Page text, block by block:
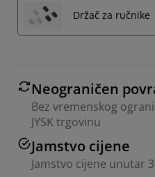
Držač za ručnike
Neograničen
Bez vremenskog
JYSK trgovinu
Jamstvo cijene
Jamstvo cijene unutar